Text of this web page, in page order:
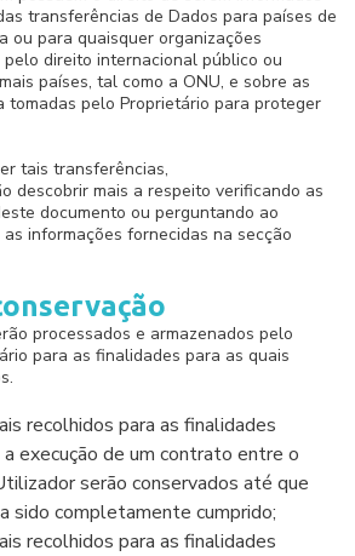
transferências de Dados para países de
ou para quaisquer organizações
direito internacional público ou
países, tal como a ONU, e sobre as
tomadas pelo Proprietário para proteger
tais transferências,
descobrir mais a respeito verificando as
documento ou perguntando ao
informações fornecidas na secção
processados e armazenados pelo
para as finalidades para as quais
recolhidos para as finalidades
execução de um contrato entre o
serão conservados até que
sido completamente cumprido;
recolhidos para as finalidades